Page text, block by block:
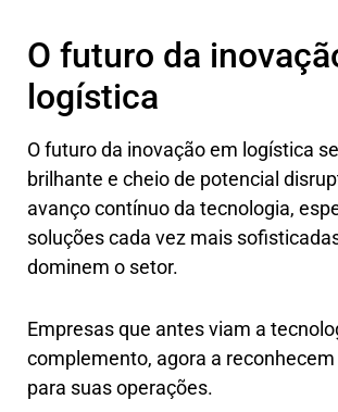
O futuro da
logística
O futuro da inovação em logística
brilhante e cheio de potencial
avanço contínuo da tecnologia,
soluções cada vez mais
dominem o setor.
Empresas que antes viam a
complemento, agora a reconhecem
para suas operações.